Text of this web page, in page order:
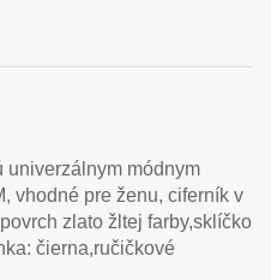
univerzálnym módnym
vhodné pre ženu, ciferník v
zlato žltej farby,sklíčko
čierna,ručičkové